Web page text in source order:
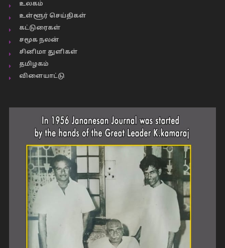
உலகம்
உள்ளூர் செய்திகள்
கட்டுரைகள்
சமூக நலன்
சினிமா துளிகள்
தமிழகம்
விளையாட்டு